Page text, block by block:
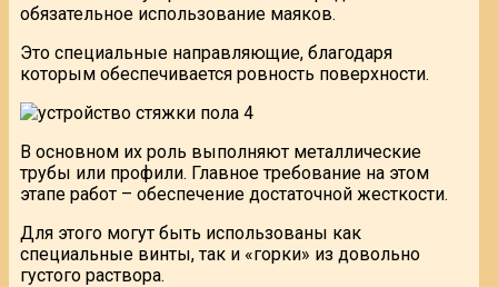
обязательное использование маяков.
Это специальные направляющие, благодаря
которым обеспечивается ровность поверхности.
В основном их роль выполняют металлические
трубы или профили. Главное требование на этом
этапе работ – обеспечение достаточной жесткости.
Для этого могут быть использованы как
специальные винты, так и «горки» из довольно
густого раствора.